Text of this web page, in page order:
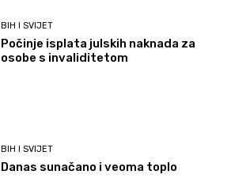
BIH I SVIJET
Počinje isplata julskih naknada za
osobe s invaliditetom
BIH I SVIJET
Danas sunačano i veoma toplo